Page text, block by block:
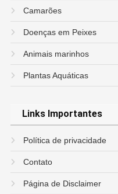
Camarões
Doenças em Peixes
Animais marinhos
Plantas Aquáticas
Links Importantes
Política de privacidade
Contato
Página de Disclaimer